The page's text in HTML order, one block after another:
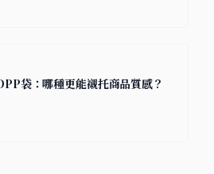
袋：哪種更能襯托商品質感？